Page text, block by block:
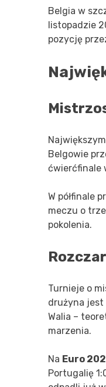
Belgia w
listopadzie
pozycję
Belgowie
ćwierćfinale
W półfinale
meczu o
pokolenia.
Turnieje o
drużyna jest
Walia –
marzenia.
Na Euro
Portugalię